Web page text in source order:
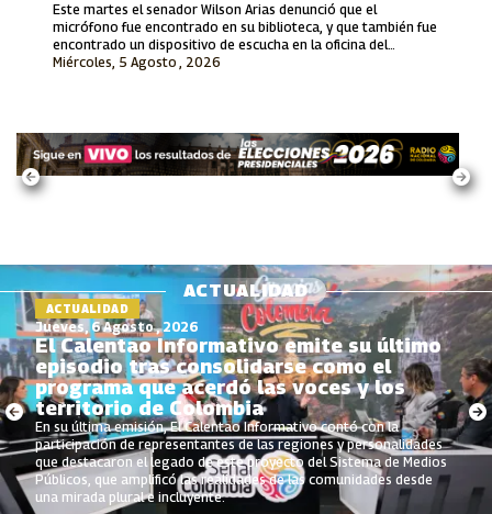
Miércoles, 5 Agosto , 2026
Este martes el senador Wilson Arias denunció que el
micrófono fue encontrado en su biblioteca, y que también fue
encontrado un dispositivo de escucha en la oficina del
exsenador Julián Gallo.
ACTUALIDAD
Jueves, 6 Agosto , 2026
El Calentao Informativo emite su último
episodio tras consolidarse como el
programa que acerdó las voces y los
territorio de Colombia
ACTUALIDAD
En su última emisión, El Calentao Informativo contó con la
participación de representantes de las regiones y personalidades
que destacaron el legado de este proyecto del Sistema de Medios
Públicos, que amplificó las realidades de las comunidades desde
una mirada plural e incluyente.